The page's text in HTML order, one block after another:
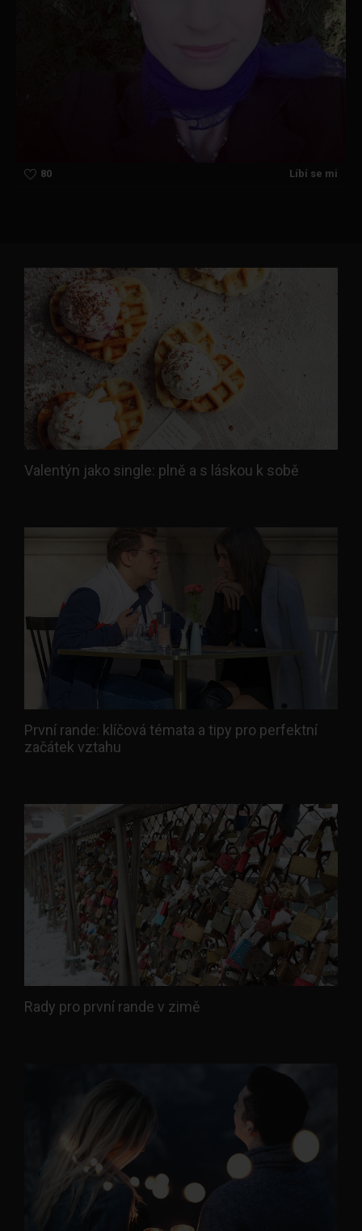
80 Líbí se mi
Valentýn jako single: plně a s láskou k sobě
První rande: klíčová témata a tipy pro perfektní
začátek vztahu
Rady pro první rande v zimě